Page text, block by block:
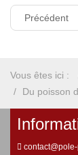
Précédent
Vous êtes ici :
Du poisson